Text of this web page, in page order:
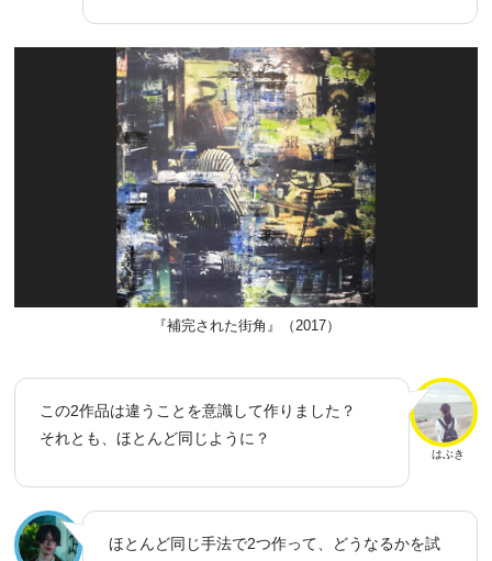
『補完された街角』（2017）
はぶき
この2作品は違うことを意識して作りました？
それとも、ほとんど同じように？
ほとんど同じ手法で2つ作って、どうなるかを試